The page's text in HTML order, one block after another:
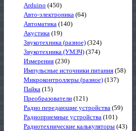
Arduino (450)
Авто-электроника (64)
Автоматика (140)
Акустика (19)
Звукотехника (разное) (324)
Звукотехника (УМЗЧ) (374)
Измерения (230)
Импульсные источники питания (58)
Микроконтроллеры (разное) (137)
Пайка (15)
Преобразователи (121)
Радио передающие устройства (59)
Радиоприемные устройства (101)
Радиотехнические калькуляторы (43)